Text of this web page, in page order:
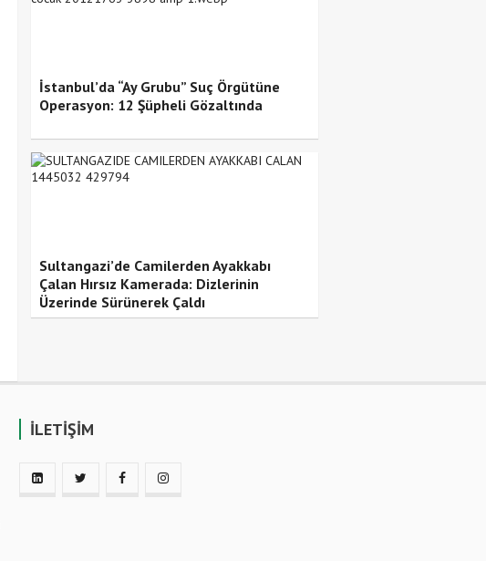
İstanbul’da “Ay Grubu” Suç Örgütüne
Operasyon: 12 Şüpheli Gözaltında
Sultangazi’de Camilerden Ayakkabı
Çalan Hırsız Kamerada: Dizlerinin
Üzerinde Sürünerek Çaldı
İLETİŞİM